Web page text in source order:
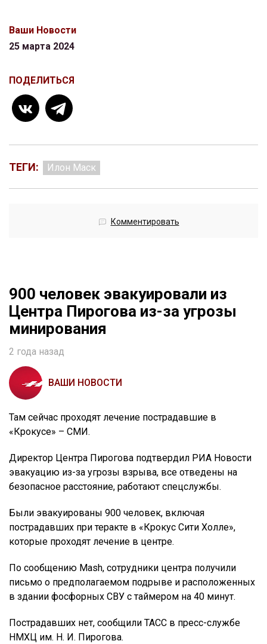
Ваши Новости
25 марта 2024
ПОДЕЛИТЬСЯ
ТЕГИ: Илон Маск
Комментировать
900 человек эвакуировали из
Центра Пирогова из-за угрозы
минирования
2 года назад
ВАШИ НОВОСТИ
Там сейчас проходят лечение пострадавшие в
«Крокусе» – СМИ.
Директор Центра Пирогова подтвердил РИА Новости
эвакуацию из-за угрозы взрыва, все отведены на
безопасное расстояние, работают спецслужбы.
Были эвакуированы 900 человек, включая
пострадавших при теракте в «Крокус Сити Холле»,
которые проходят лечение в центре.
По сообщению Mash, сотрудники центра получили
письмо о предполагаемом подрыве и расположенных
в здании фосфорных СВУ с таймером на 40 минут.
Пострадавших нет, сообщили ТАСС в пресс-службе
НМХЦ им. Н. И. Пирогова.